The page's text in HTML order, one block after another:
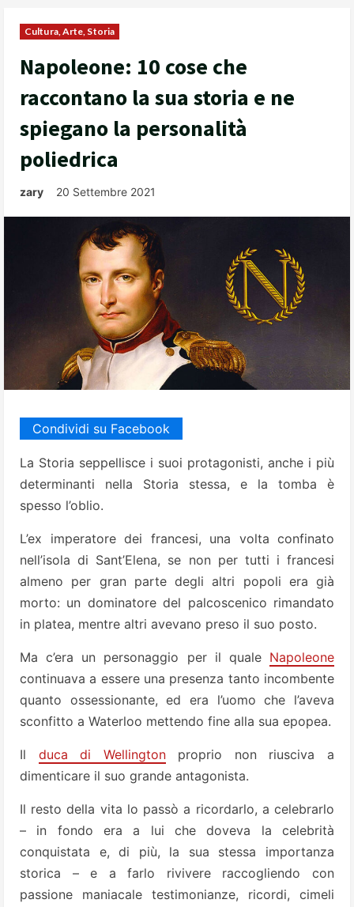
Cultura, Arte, Storia
Napoleone: 10 cose che
raccontano la sua storia e ne
spiegano la personalità
poliedrica
zary 20 Settembre 2021
Condividi su Facebook
La Storia seppellisce i suoi protagonisti, anche i più
determinanti nella Storia stessa, e la tomba è
spesso l’oblio.
L’ex imperatore dei francesi, una volta confinato
nell’isola di Sant’Elena, se non per tutti i francesi
almeno per gran parte degli altri popoli era già
morto: un dominatore del palcoscenico rimandato
in platea, mentre altri avevano preso il suo posto.
Ma c’era un personaggio per il quale Napoleone
continuava a essere una presenza tanto incombente
quanto ossessionante, ed era l’uomo che l’aveva
sconfitto a Waterloo mettendo fine alla sua epopea.
Il duca di Wellingtonproprio non riusciva a
dimenticare il suo grande antagonista.
Il resto della vita lo passò a ricordarlo, a celebrarlo
– in fondo era a lui che doveva la celebrità
conquistata e, di più, la sua stessa importanza
storica – e a farlo rivivere raccogliendo con
passione maniacale testimonianze, ricordi, cimeli